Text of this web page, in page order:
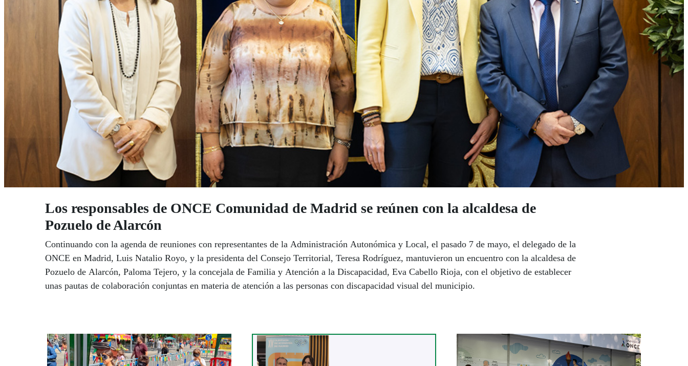
Los responsables de ONCE Comunidad de Madrid se reúnen con la alcaldesa de
Pozuelo de Alarcón
Continuando con la agenda de reuniones con representantes de la Administración Autonómica y Local, el pasado 7 de mayo, el delegado de la
ONCE en Madrid, Luis Natalio Royo, y la presidenta del Consejo Territorial, Teresa Rodríguez, mantuvieron un encuentro con la alcaldesa de
Pozuelo de Alarcón, Paloma Tejero, y la concejala de Familia y Atención a la Discapacidad, Eva Cabello Rioja, con el objetivo de establecer
unas pautas de colaboración conjuntas en materia de atención a las personas con discapacidad visual del municipio.